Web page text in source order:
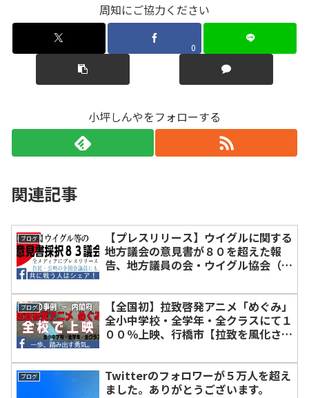
周知にご協力ください
0
小坪しんやをフォローする
関連記事
ブログ
【プレスリリース】ウイグルに関する
地方議会の意見書が８０を超えた報
告、地方議員の会・ウイグル協会（一
ブログ
【全国初】拉致啓発アニメ「めぐみ」
全小中学校・全学年・全クラスにて１
００％上映、行橋市【拉致を風化させ
ブログ
Twitterのフォロワーが５万人を超え
ました。ありがとうございます。